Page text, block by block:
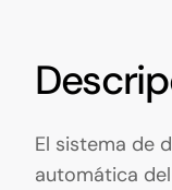
El sistema de
automática